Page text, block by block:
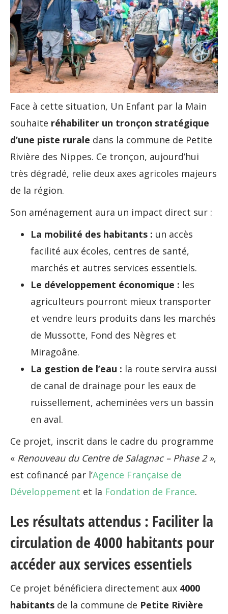
Face à cette situation, Un Enfant par la Main
souhaite réhabiliter un tronçon stratégique
d’une piste rurale dans la commune de Petite
Rivière des Nippes. Ce tronçon, aujourd’hui
très dégradé, relie deux axes agricoles majeurs
de la région.
Son aménagement aura un impact direct sur :
La mobilité des habitants : un accès
facilité aux écoles, centres de santé,
marchés et autres services essentiels.
Le développement économique : les
agriculteurs pourront mieux transporter
et vendre leurs produits dans les marchés
de Mussotte, Fond des Nègres et
Miragoâne.
La gestion de l’eau : la route servira aussi
de canal de drainage pour les eaux de
ruissellement, acheminées vers un bassin
en aval.
Ce projet, inscrit dans le cadre du programme
« Renouveau du Centre de Salagnac – Phase 2 »,
est cofinancé par l’Agence Française de
Développement et la Fondation de France.
Les résultats attendus : Faciliter la
circulation de 4000 habitants pour
accéder aux services essentiels
Ce projet bénéficiera directement aux 4000
habitants de la commune de Petite Rivière